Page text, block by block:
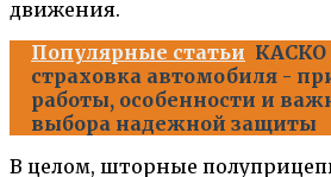
движения.
Популярные статьи КАСКО
страховка автомобиля -
работы, особенности и
выбора надежной защиты
В целом, шторные